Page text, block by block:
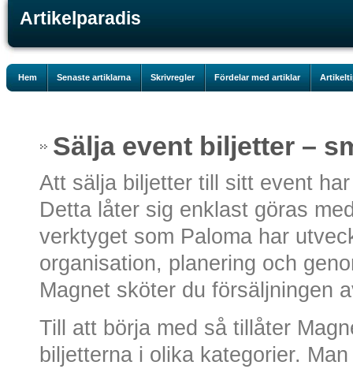
Artikelparadis
Hem Senaste artiklarna Skrivregler Fördelar med artiklar
Sälja event biljetter –
Att sälja biljetter till sitt event
Detta låter sig enklast göras
verktyget som Paloma har
organisation, planering och
Magnet sköter du försäljningen
Till att börja med så tillåter
biljetterna i olika kategorier.